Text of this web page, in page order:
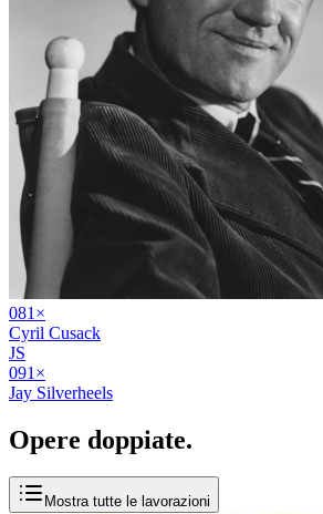
081 ×
Cyril Cusack
JS
091 ×
Jay Silverheels
Opere doppiate.
Mostra tutte le lavorazioni